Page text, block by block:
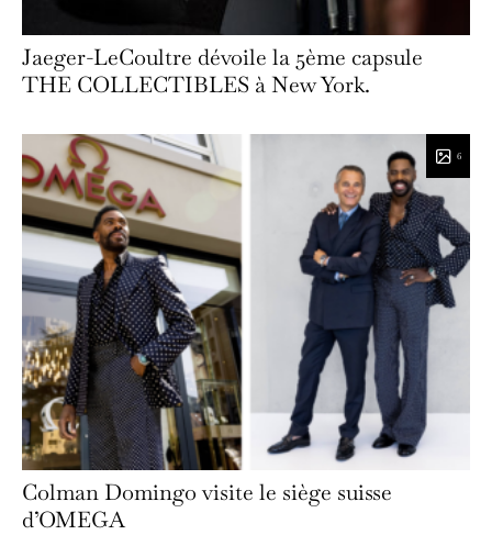
Jaeger-LeCoultre dévoile la 5ème capsule
THE COLLECTIBLES à New York.
6
Colman Domingo visite le siège suisse
d’OMEGA